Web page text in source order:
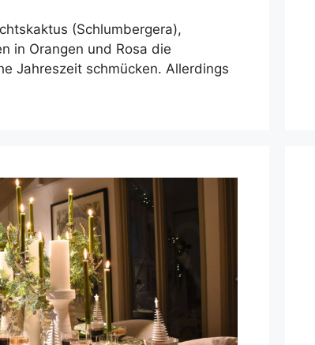
(Schlumbergera),
in Orangen und Rosa die
Jahreszeit schmücken. Allerdings